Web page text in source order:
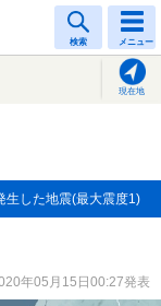
検索 メニュー
現在地
生した地震(最大震度1)
年05月15日00:27発表